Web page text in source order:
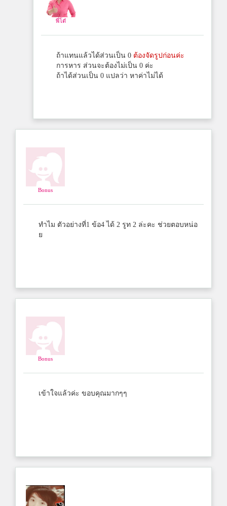
พี่โต๋
ถ้าแทนแล้วได้ส่วนเป็น 0 ต้องจัดรูปก่อนค่ะ
การหาร ส่วนจะต้องไม่เป็น 0 ค่ะ
ถ้าได้ส่วนเป็น 0 แปลว่า หาค่าไม่ได้
Bonus
ทำไม ตัวอย่างที่1 ข้อ4 ได้ 2 รูท 2 ล่ะคะ ช่วยตอบหน่อ
ย
Bonus
เข้าใจแล้วค่ะ ขอบคุณมากๆๆ